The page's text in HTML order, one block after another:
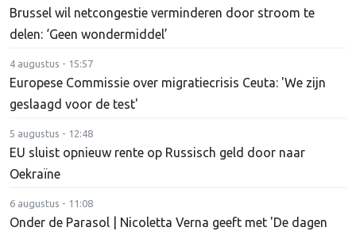
Brussel wil netcongestie verminderen door stroom te
delen: ‘Geen wondermiddel’
4 augustus - 15:57
Europese Commissie over migratiecrisis Ceuta: 'We zijn
geslaagd voor de test'
5 augustus - 12:48
EU sluist opnieuw rente op Russisch geld door naar
Oekraïne
6 augustus - 11:08
Onder de Parasol | Nicoletta Verna geeft met 'De dagen